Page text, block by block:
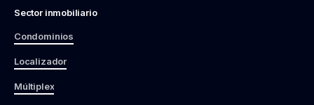
Sector inmobiliario
Condominios
Localizador
Múltiplex